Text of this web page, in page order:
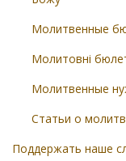
Молитвенные
Молитовні
Молитвенные
Статьи о
Поддержать наше